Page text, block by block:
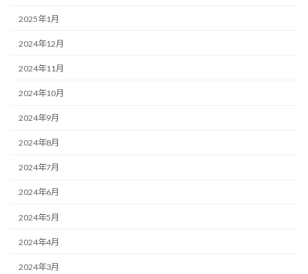
2025年1月
2024年12月
2024年11月
2024年10月
2024年9月
2024年8月
2024年7月
2024年6月
2024年5月
2024年4月
2024年3月